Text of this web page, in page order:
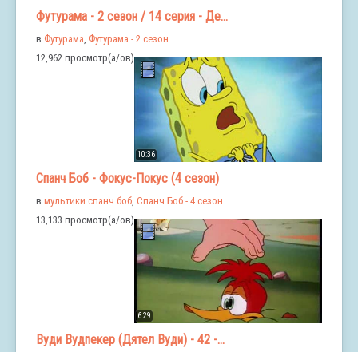
Футурама - 2 сезон / 14 серия - Де...
в Футурама Футурама - 2 сезон
12,962 просмотр(а/ов)
10:36
Спанч Боб - Фокус-Покус (4 сезон)
в мультики спанч боб Спанч Боб - 4 сезон
13,133 просмотр(а/ов)
6:29
Вуди Вудпекер (Дятел Вуди) - 42 -...